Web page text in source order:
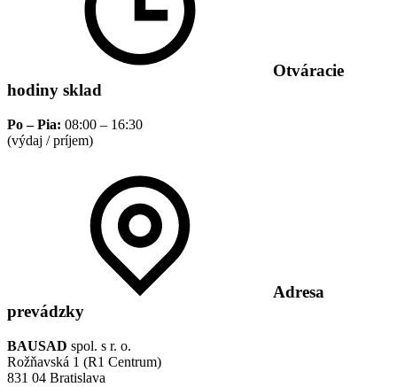
Otváracie
hodiny sklad
Po – Pia: 08:00 – 16:30
(výdaj / príjem)
Adresa
prevádzky
BAUSAD spol. s r. o.
Rožňavská 1 (R1 Centrum)
831 04 Bratislava